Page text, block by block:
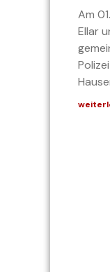
Am
Ellar